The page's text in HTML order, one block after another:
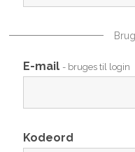
E-mail - bruges til login
Kodeord